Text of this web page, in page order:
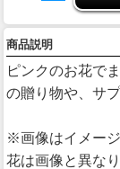
商品説明
ピンクのお花で
の贈り物や、サ
※画像はイメー
花は画像と異な